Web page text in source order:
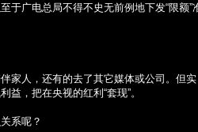
于广电总局不得不史无前例地下发“限额”
家人，还有的去了其它媒体或公司。但实
，把在央视的红利“套现”。
系呢？